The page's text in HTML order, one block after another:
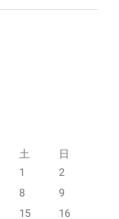
土
日
1
2
8
9
15
16